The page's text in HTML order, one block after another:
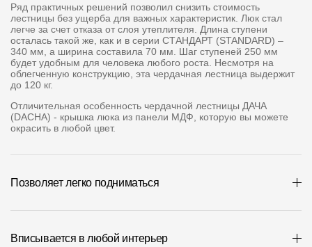
Самарская область
Где купить?
Контакты
Пн-Пт - 10-19
Ряд практичных решений позволил снизить стоимость
лестницы без ущерба для важных характеристик. Люк стал
легче за счет отказа от слоя утеплителя. Длина ступени
осталась такой же, как и в серии СТАНДАРТ (STANDARD) –
340 мм, а ширина составила 70 мм. Шаг ступеней 250 мм
будет удобным для человека любого роста. Несмотря на
облегченную конструкцию, эта чердачная лестница выдержит
до 120 кг.
Отличительная особенность чердачной лестницы ДАЧА
(DACHA) - крышка люка из панели МДФ, которую вы можете
окрасить в любой цвет.
Позволяет легко подниматься
Вписывается в любой интерьер